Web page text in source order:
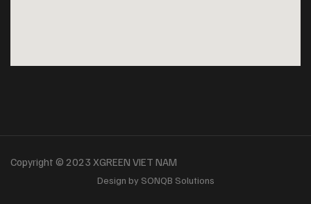
Copyright © 2023 XGREEN VIET NAM
Design by SONQB Solutions